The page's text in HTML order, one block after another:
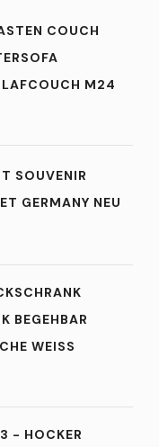
COUCH
M24
SOUVENIR
GERMANY NEU
BEGEHBAR
WEISS
- HOCKER